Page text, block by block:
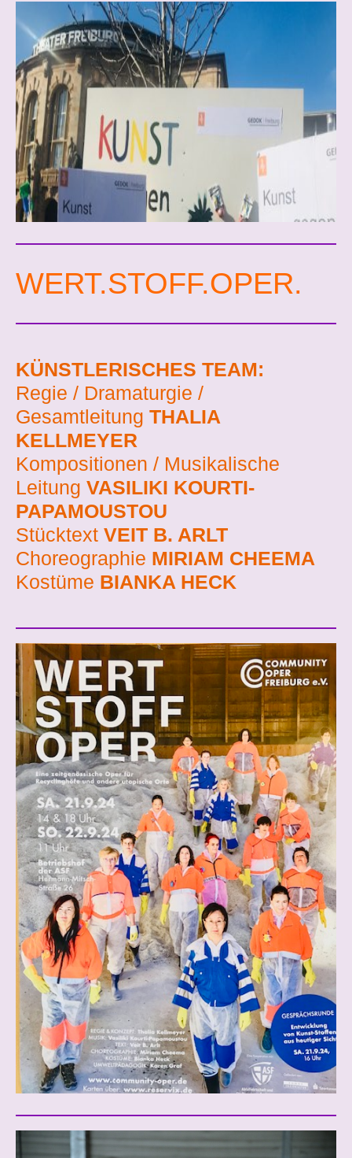
WERT.STOFF.OPER.
KÜNSTLERISCHES TEAM:
Regie / Dramaturgie /
Gesamtleitung THALIA
KELLMEYER
Kompositionen / Musikalische
Leitung VASILIKI KOURTI-
PAPAMOUSTOU
Stücktext VEIT B. ARLT
Choreographie MIRIAM CHEEMA
Kostüme BIANKA HECK